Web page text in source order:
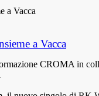
a Vacca
CROMA in